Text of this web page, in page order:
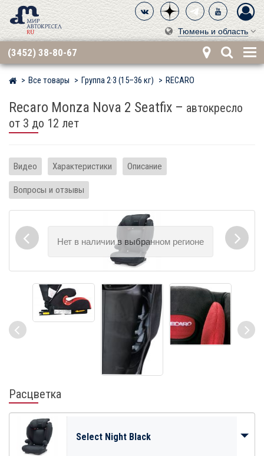
Тюмень и область
(3452) 38-80-67
Мир детских автокресел
Все товары Группа 2·3 (15–36 кг) RECARO
Recaro Monza Nova 2 Seatfix – автокресло
от 3 до 12 лет
Видео Характеристики Описание
Вопросы и отзывы
Расцветка
Select Night Black